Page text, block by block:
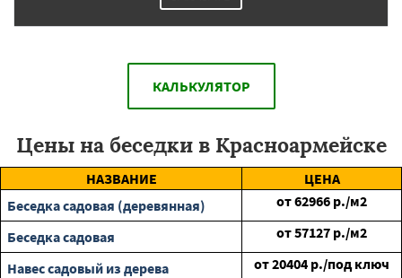
КАЛЬКУЛЯТОР
Цены на беседки в Красноармейске
НАЗВАНИЕ
ЦЕНА
Беседка садовая (деревянная)
от62966 р./м2
Беседка садовая
от57127 р./м2
Навес садовый из дерева
от20404 р./под ключ